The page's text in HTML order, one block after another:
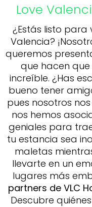
Love
¿Estás listo para
Valencia?
queremos
que hacen
increíble. ¿Has
bueno tener
pues nosotros
nos hemos
geniales para
tu estancia sea
maletas
llevarte en un
lugares más
partners de VLC
Descubre